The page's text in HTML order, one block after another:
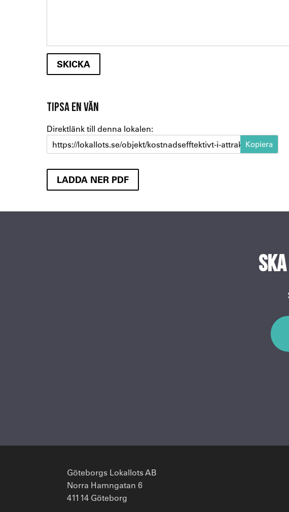
TIPSA EN VÄN
Direktlänk till denna lokalen:
https://lokallots.se/objekt/kostnadsefftektivt-i-attraktivt-lage
LADDA NER PDF
Göteborgs Lokallots AB
Norra Hamngatan 6
411 14 Göteborg